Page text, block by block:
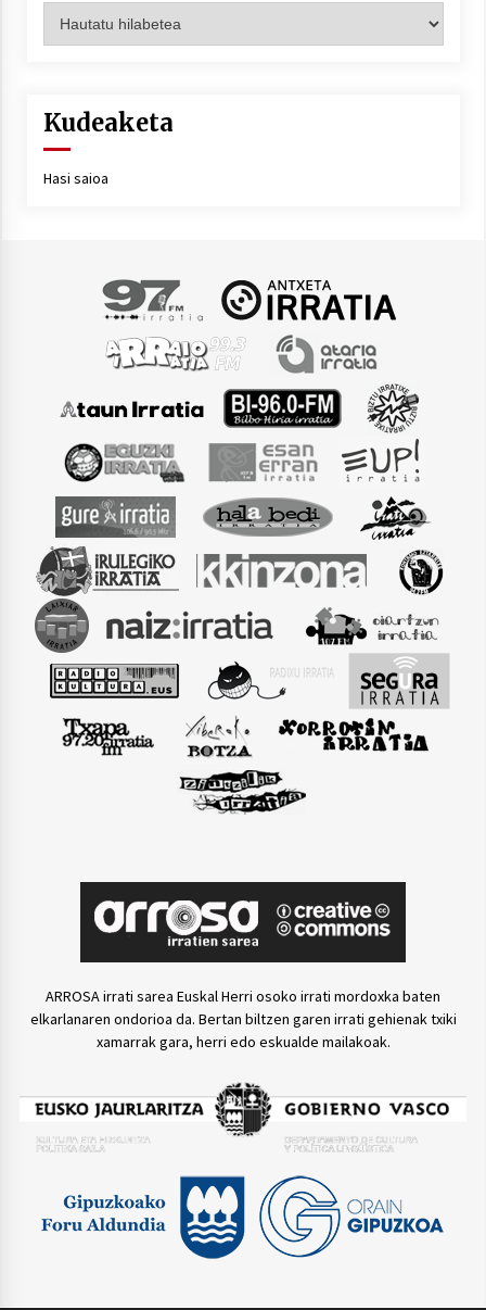
Kudeaketa
Hasi saioa
ARROSA irrati sarea Euskal Herri osoko irrati mordoxka baten
elkarlanaren ondorioa da. Bertan biltzen garen irrati gehienak txiki
xamarrak gara, herri edo eskualde mailakoak.